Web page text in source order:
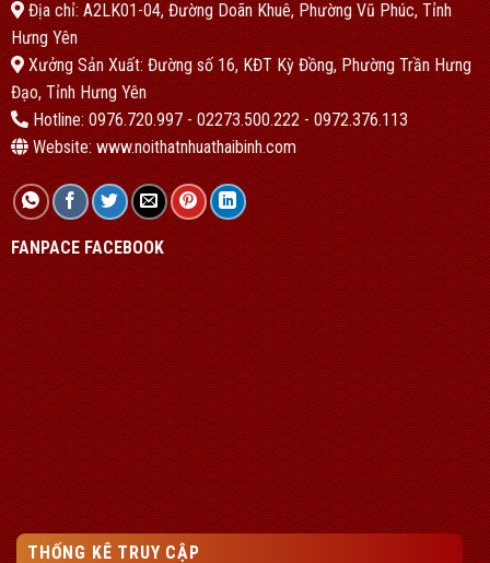
Địa chỉ: A2LK01-04, Đường Doãn Khuê, Phường Vũ Phúc, Tỉnh
Hưng Yên
Xưởng Sản Xuất: Đường số 16, KĐT Kỳ Đồng, Phường Trần Hưng
Đạo, Tỉnh Hưng Yên
Hotline: 0976.720.997 - 02273.500.222 - 0972.376.113
Website: www.noithatnhuathaibinh.com
FANPACE FACEBOOK
THỐNG KÊ TRUY CẬP